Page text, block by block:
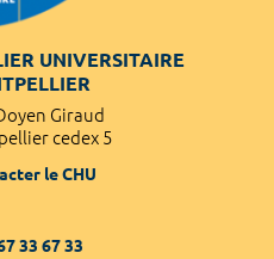
UNIVERSITAIRE
Giraud
cedex 5
le CHU
33 67 33